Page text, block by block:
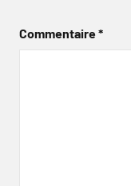
Commentaire*